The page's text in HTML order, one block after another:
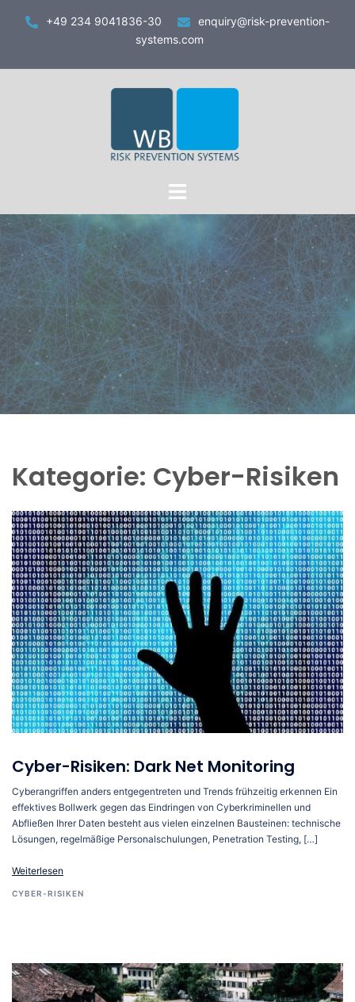
Inhalt
+49 234 9041836-30
enquiry@risk-prevention-
systems.com
Toggle
Kategorie: Cyber-Risiken
Cyber-Risiken: Dark Net Monitoring
Cyberangriffen anders entgegentreten und Trends frühzeitig erkennen Ein
effektives Bollwerk gegen das Eindringen von Cyberkriminellen und
Abfließen Ihrer Daten besteht aus vielen einzelnen Bausteinen: technische
Lösungen, regelmäßige Personalschulungen, Penetration Testing, […]
Weiterlesen
CYBER-RISIKEN